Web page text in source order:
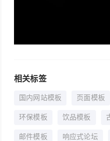
相关标签
国内网站模板 页面模板
环保模板 饮品模板
邮件模板 响应式论坛